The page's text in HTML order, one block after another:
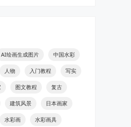
AI绘画生成图片 中国水彩
人物 入门教程 写实
图文教程 复古
建筑风景 日本画家
水彩画 水彩画具